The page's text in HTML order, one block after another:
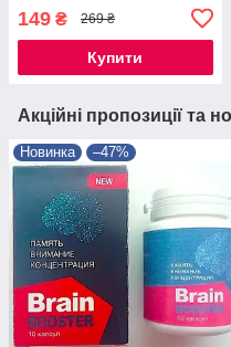
149 ₴ 269 ₴
Купити
Акційні пропозиції та
Новинка –47%